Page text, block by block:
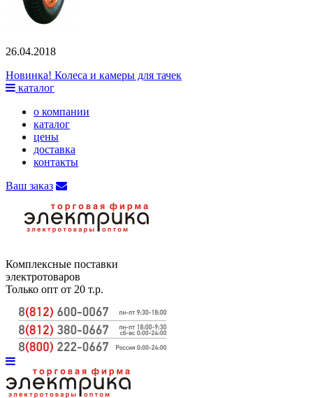
26.04.2018
Новинка! Колеса и камеры для тачек
каталог
о компании
каталог
цены
доставка
контакты
Ваш заказ
Комплексные поставки
электротоваров
Только опт от 20 т.р.